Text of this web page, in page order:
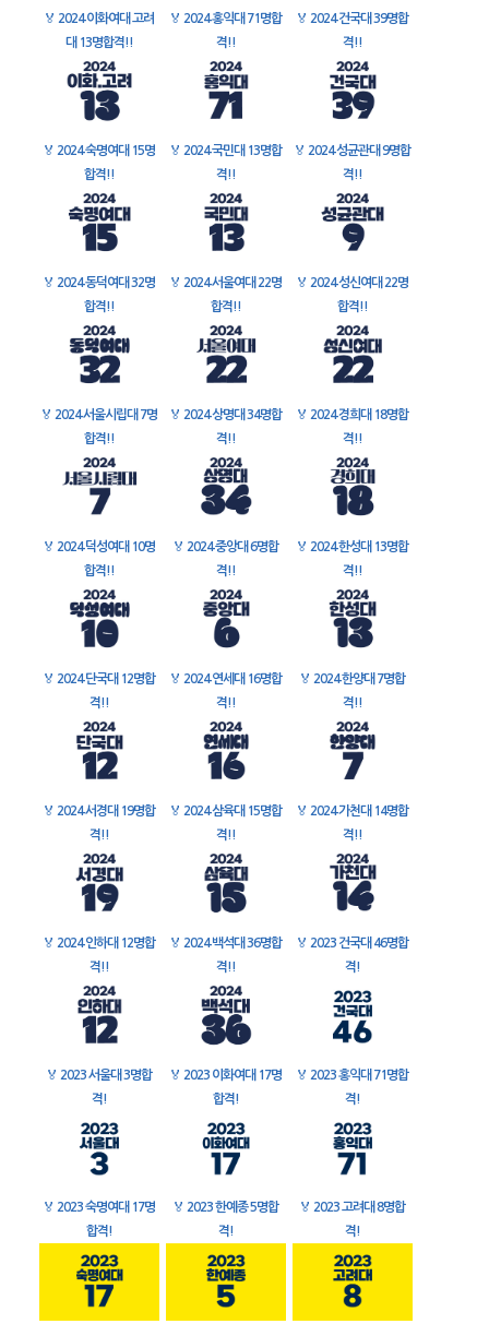
🏅 2024 이화여대 고려
대 13명합격!!
🏅 2024 홍익대 71명합
격!!
🏅 2024 건국대 39명합
격!!
🏅 2024 숙명여대 15명
합격!!
🏅 2024 국민대 13명합
격!!
🏅 2024 성균관대 9명합
격!!
🏅 2024 동덕여대 32명
합격!!
🏅 2024 서울여대 22명
합격!!
🏅 2024 성신여대 22명
합격!!
🏅 2024 서울시립대 7명
합격!!
🏅 2024 상명대 34명합
격!!
🏅 2024 경희대 18명합
격!!
🏅 2024 덕성여대 10명
합격!!
🏅 2024 중앙대 6명합
격!!
🏅 2024 한성대 13명합
격!!
🏅 2024 단국대 12명합
격!!
🏅 2024 연세대 16명합
격!!
🏅 2024 한양대 7명합
격!!
🏅 2024 서경대 19명합
격!!
🏅 2024 삼육대 15명합
격!!
🏅 2024 가천대 14명합
격!!
🏅 2024 인하대 12명합
격!!
🏅 2024 백석대 36명합
격!!
🏅 2023 건국대 46명합
격!
🏅 2023 서울대 3명합
격!
🏅 2023 이화여대 17명
합격!
🏅 2023 홍익대 71명합
격!
🏅 2023 숙명여대 17명
합격!
🏅 2023 한예종 5명합
격!
🏅 2023 고려대 8명합
격!